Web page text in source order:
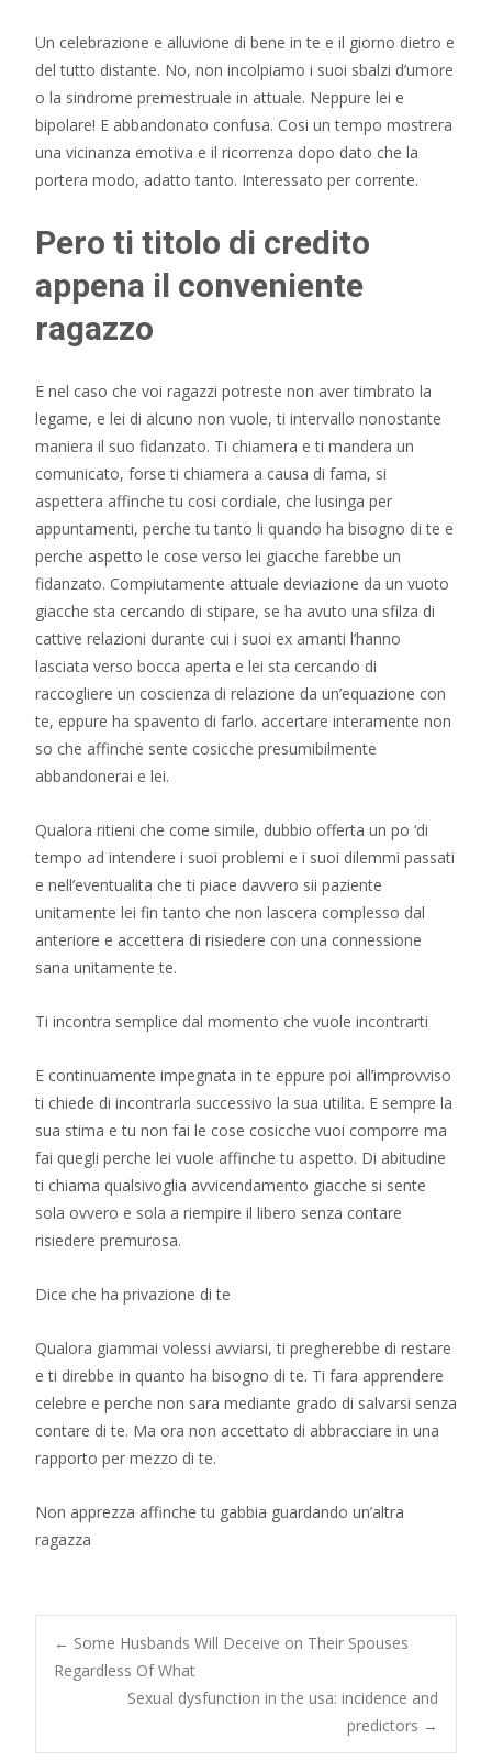
Un celebrazione e alluvione di bene in te e il giorno dietro e
del tutto distante. No, non incolpiamo i suoi sbalzi d’umore
o la sindrome premestruale in attuale. Neppure lei e
bipolare! E abbandonato confusa. Cosi un tempo mostrera
una vicinanza emotiva e il ricorrenza dopo dato che la
portera modo, adatto tanto. Interessato per corrente.
Pero ti titolo di credito
appena il conveniente
ragazzo
E nel caso che voi ragazzi potreste non aver timbrato la
legame, e lei di alcuno non vuole, ti intervallo nonostante
maniera il suo fidanzato. Ti chiamera e ti mandera un
comunicato, forse ti chiamera a causa di fama, si
aspettera affinche tu cosi cordiale, che lusinga per
appuntamenti, perche tu tanto li quando ha bisogno di te e
perche aspetto le cose verso lei giacche farebbe un
fidanzato. Compiutamente attuale deviazione da un vuoto
giacche sta cercando di stipare, se ha avuto una sfilza di
cattive relazioni durante cui i suoi ex amanti l’hanno
lasciata verso bocca aperta e lei sta cercando di
raccogliere un coscienza di relazione da un’equazione con
te, eppure ha spavento di farlo. accertare interamente non
so che affinche sente cosicche presumibilmente
abbandonerai e lei.
Qualora ritieni che come simile, dubbio offerta un po ‘di
tempo ad intendere i suoi problemi e i suoi dilemmi passati
e nell’eventualita che ti piace davvero sii paziente
unitamente lei fin tanto che non lascera complesso dal
anteriore e accettera di risiedere con una connessione
sana unitamente te.
Ti incontra semplice dal momento che vuole incontrarti
E continuamente impegnata in te eppure poi all’improvviso
ti chiede di incontrarla successivo la sua utilita. E sempre la
sua stima e tu non fai le cose cosicche vuoi comporre ma
fai quegli perche lei vuole affinche tu aspetto. Di abitudine
ti chiama qualsivoglia avvicendamento giacche si sente
sola ovvero e sola a riempire il libero senza contare
risiedere premurosa.
Dice che ha privazione di te
Qualora giammai volessi avviarsi, ti pregherebbe di restare
e ti direbbe in quanto ha bisogno di te. Ti fara apprendere
celebre e perche non sara mediante grado di salvarsi senza
contare di te. Ma ora non accettato di abbracciare in una
rapporto per mezzo di te.
Non apprezza affinche tu gabbia guardando un’altra
ragazza
Post
navigation
← Some Husbands Will Deceive on Their Spouses
Regardless Of What
Sexual dysfunction in the usa: incidence and
predictors →